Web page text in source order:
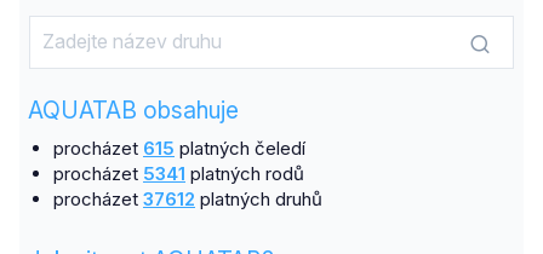
AQUATAB obsahuje
procházet 615 platných čeledí
procházet 5341 platných rodů
procházet 37612 platných druhů